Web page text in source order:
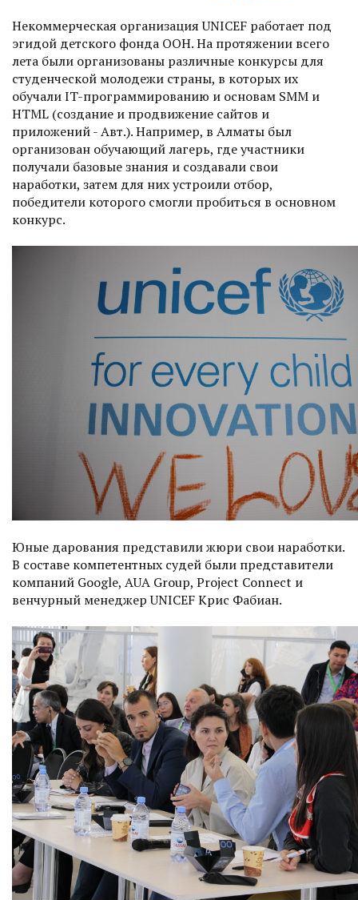
Некоммерческая организация UNICEF работает под
эгидой детского фонда ООН. На протяжении всего
лета были организованы различные конкурсы для
студенческой молодежи страны, в которых их
обучали IT-программированию и основам SMM и
HTML (создание и продвижение сайтов и
приложений - Авт.). Например, в Алматы был
организован обучающий лагерь, где участники
получали базовые знания и создавали свои
наработки, затем для них устроили отбор,
победители которого смогли пробиться в основном
конкурс.
Юные дарования представили жюри свои наработки.
В составе компетентных судей были представители
компаний Google, AUA Group, Project Connect и
венчурный менеджер UNICEF Крис Фабиан.